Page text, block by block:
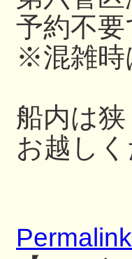
予約不
※混雑時
船内は
お越しく
Permalink